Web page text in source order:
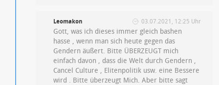
Leomakon 03.07.2021, 12:25 Uhr
Gott, was ich dieses immer gleich bashen
hasse , wenn man sich heute gegen das
Gendern äußert. Bitte ÜBERZEUGT mich
einfach davon , dass die Welt durch Gendern ,
Cancel Culture , Elitenpolitik usw. eine Bessere
wird . Bitte überzeugt Mich. Aber bitte sagt